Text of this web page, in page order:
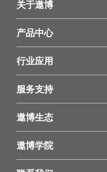
关于遨博
产品中心
行业应用
服务支持
遨博生态
遨博学院